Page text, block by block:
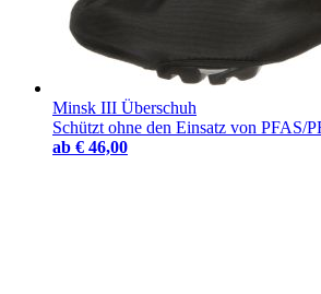
Minsk III Überschuh
Schützt ohne den Einsatz von PFAS/
ab € 46,00